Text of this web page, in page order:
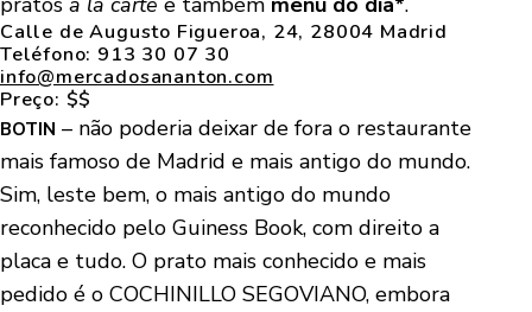
Calle de Augusto Figueroa, 24, 28004 Madrid
Teléfono: 913 30 07 30
info@mercadosananton.com
Preço: $$
BOTIN – não poderia deixar de fora o restaurante
mais famoso de Madrid e mais antigo do mundo.
Sim, leste bem, o mais antigo do mundo
reconhecido pelo Guiness Book, com direito a
placa e tudo. O prato mais conhecido e mais
pedido é o COCHINILLO SEGOVIANO, embora